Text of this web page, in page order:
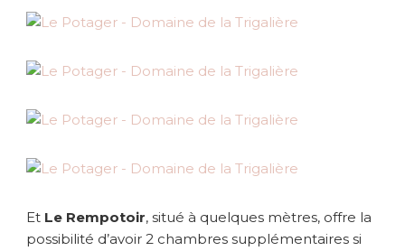
Et Le Rempotoir, situé à quelques mètres, offre la
possibilité d’avoir 2 chambres supplémentaires si